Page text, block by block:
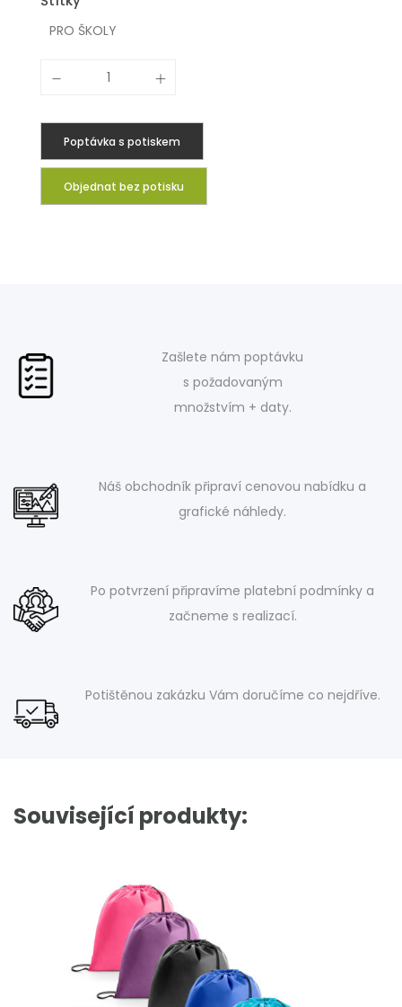
PRO ŠKOLY
Poptávka s potiskem
Objednat bez potisku
Zašlete nám poptávku
s požadovaným
množstvím + daty.
Náš obchodník připraví cenovou nabídku a
grafické náhledy.
Po potvrzení připravíme platební podmínky a
začneme s realizací.
Potištěnou zakázku Vám doručíme co nejdříve.
Související produkty: